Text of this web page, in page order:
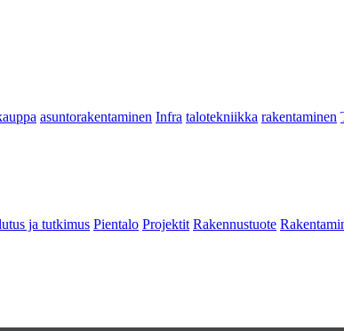
asuntorakentaminen Infra talotekniikka rakentaminen
ja tutkimus Pientalo Projektit Rakennustuote